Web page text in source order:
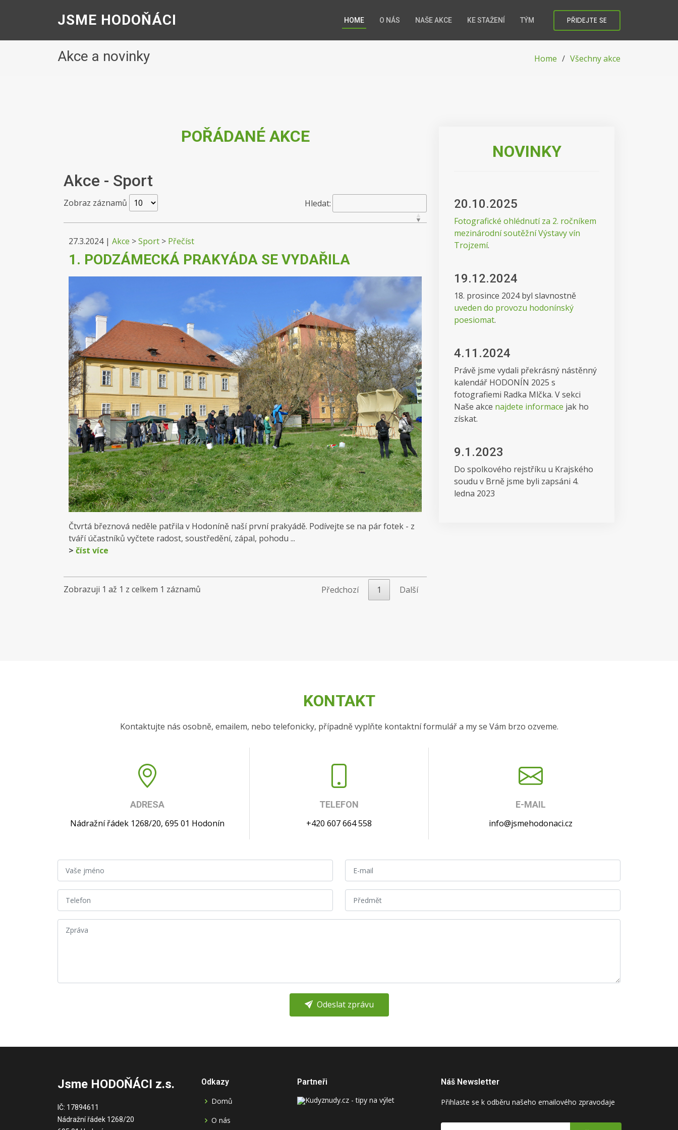
JSME HODOŇÁCI HOME O NÁS NAŠE AKCE KE STAŽENÍ TÝM PŘIDEJTE SE
Akce a novinky Home Všechny akce
POŘÁDANÉ AKCE
Akce - Sport
Zobraz záznamů Hledat:
27.3.2024| Akce >Sport > Přečíst
1. PODZÁMECKÁ PRAKYÁDA SE VYDAŘILA
Čtvrtá březnová neděle patřila v Hodoníně naší první prakyádě. Podívejte se na pár fotek - z
tváří účastníků vyčtete radost, soustředění, zápal, pohodu ...
> číst více
Zobrazuji 1 až 1 z celkem 1 záznamů Předchozí 1 Další
NOVINKY
20.10.2025
Fotografické ohlédnutí za 2. ročníkem
mezinárodní soutěžní Výstavy vín
Trojzemí.
19.12.2024
18. prosince 2024 byl slavnostně
uveden do provozu hodonínský
poesiomat.
4.11.2024
Právě jsme vydali překrásný nástěnný
kalendář HODONÍN 2025 s
fotografiemi Radka Mlčka. V sekci
Naše akce najdete informace jak ho
získat.
9.1.2023
Do spolkového rejstříku u Krajského
soudu v Brně jsme byli zapsáni 4.
ledna 2023
KONTAKT
Kontaktujte nás osobně, emailem, nebo telefonicky, případně vyplňte kontaktní formulář a my se Vám brzo ozveme.
ADRESA
Nádražní řádek 1268/20, 695 01 Hodonín
TELEFON
+420 607 664 558
E-MAIL
info@jsmehodonaci.cz
Odeslat zprávu
Jsme HODOŇÁCI z.s.
IČ: 17894611
Nádražní řádek 1268/20
Odkazy
Domů
O nás
Partneři Náš Newsletter
Přihlaste se k odběru našeho emailového zpravodaje